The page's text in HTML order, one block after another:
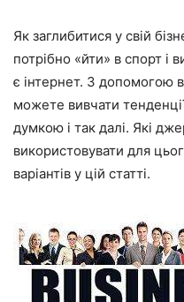
Як заглибитися у свій
потрібно «йти» в спорт і
є інтернет. З допомогою
можете вивчати
думкою і так далі. Які
використовувати для
варіантів у цій статті.